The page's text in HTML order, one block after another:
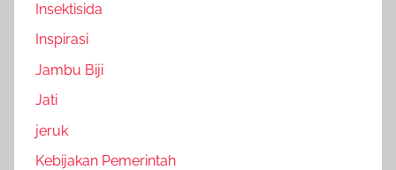
Insektisida
Inspirasi
Jambu Biji
Jati
jeruk
Kebijakan Pemerintah